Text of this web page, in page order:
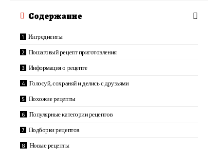
Содержание
Ингредиенты
Пошаговый рецепт приготовления
Информация о рецепте
Голосуй, сохраняй и делись с друзьями
Похожие рецепты
Популярные категории рецептов
Подборки рецептов
Новые рецепты